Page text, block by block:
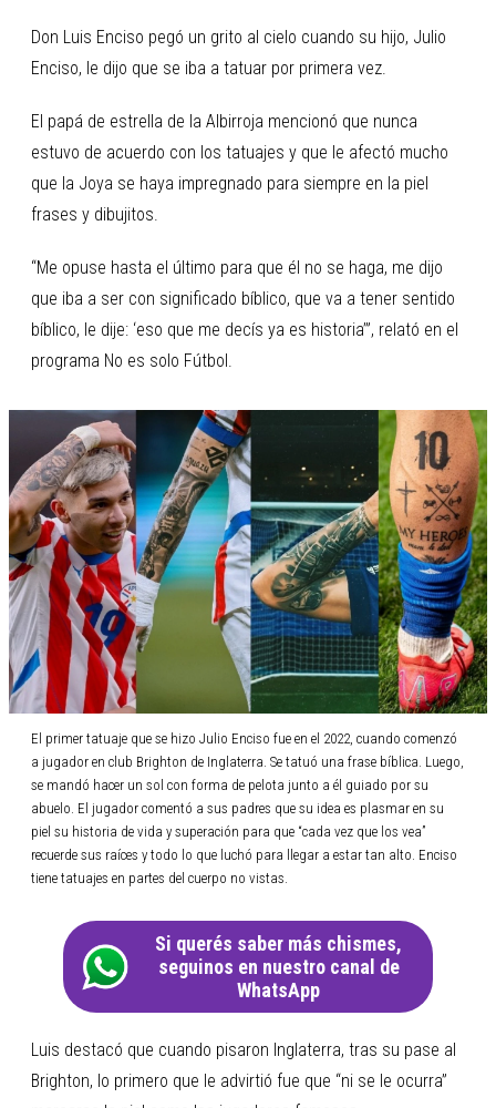
Don Luis Enciso pegó un grito al cielo cuando su hijo, Julio
Enciso, le dijo que se iba a tatuar por primera vez.
El papá de estrella de la Albirroja mencionó que nunca
estuvo de acuerdo con los tatuajes y que le afectó mucho
que la Joya se haya impregnado para siempre en la piel
frases y dibujitos.
“Me opuse hasta el último para que él no se haga, me dijo
que iba a ser con significado bíblico, que va a tener sentido
bíblico, le dije: ‘eso que me decís ya es historia’”, relató en el
programa No es solo Fútbol.
El primer tatuaje que se hizo Julio Enciso fue en el 2022, cuando comenzó
a jugador en club Brighton de Inglaterra. Se tatuó una frase bíblica. Luego,
se mandó hacer un sol con forma de pelota junto a él guiado por su
abuelo. El jugador comentó a sus padres que su idea es plasmar en su
piel su historia de vida y superación para que “cada vez que los vea”
recuerde sus raíces y todo lo que luchó para llegar a estar tan alto. Enciso
tiene tatuajes en partes del cuerpo no vistas.
Si querés saber más chismes,
seguinos en nuestro canal de
WhatsApp
Luis destacó que cuando pisaron Inglaterra, tras su pase al
Brighton, lo primero que le advirtió fue que “ni se le ocurra”